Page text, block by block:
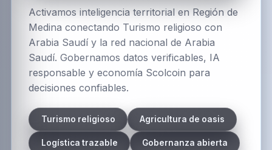
Activamos inteligencia territorial en Región de
Medina conectando Turismo religioso con
Arabia Saudí y la red nacional de Arabia
Saudí. Gobernamos datos verificables, IA
responsable y economía Scolcoin para
decisiones confiables.
Turismo religioso Agricultura de oasis
Logística trazable Gobernanza abierta